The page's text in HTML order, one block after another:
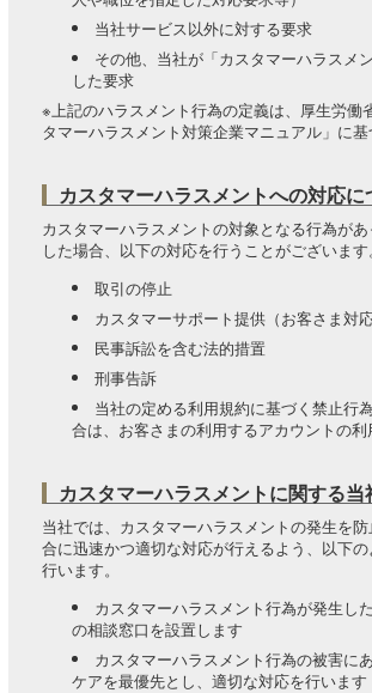
当社サービス以外に対する要求
その他、当社が「カスタマーハラスメ
した要求
※上記のハラスメント行為の定義は、厚生労働
タマーハラスメント対策企業マニュアル」に基
カスタマーハラスメントへの対応に
カスタマーハラスメントの対象となる行為が
した場合、以下の対応を行うことがございます。
取引の停止
カスタマーサポート提供（お客さま対
民事訴訟を含む法的措置
刑事告訴
当社の定める利用規約に基づく禁止行
合は、お客さまの利用するアカウントの利
カスタマーハラスメントに関する
当社では、カスタマーハラスメントの発生を
合に迅速かつ適切な対応が行えるよう、以下
行います。
カスタマーハラスメント行為が発生し
の相談窓口を設置します
カスタマーハラスメント行為の被害に
ケアを最優先とし、適切な対応を行います